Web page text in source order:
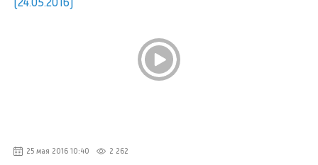
25 мая 2016 10:40 2 262